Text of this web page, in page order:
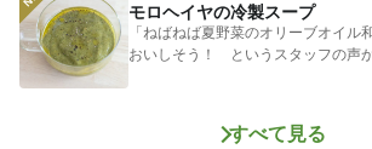
モロヘイヤの冷製スープ
「ねばねば夏野菜のオリーブオイル
おいしそう！ というスタッフの声
すべて見る